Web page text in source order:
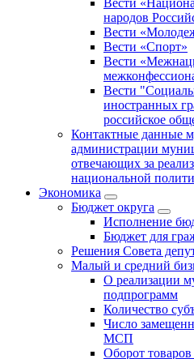
Вести
народов
Вести
Вести «Спорт»
Вести
Вести
иностранных
российское
Контактные данные
администрации
отвечающих за
национальной
Экономика
Бюджет округa
Исполнение
Бюджет для
Решения Совета
Малый и средний
О реализации
подпрограмм
Количество
Число
МСП
Оборот товаров